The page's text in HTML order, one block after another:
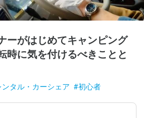
ーがはじめてキャンピング
時に気を付けるべきことと
ンタル・カーシェア #初心者